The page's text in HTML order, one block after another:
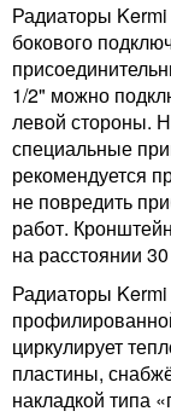
Радиаторы
бокового
1/2" можно
левой стороны.
специальные
рекомендуется
не повредить
работ.
на расстоянии
Радиаторы Kermi
циркулирует
пластины,
накладкой типа